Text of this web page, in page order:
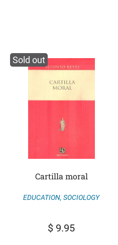
Sold out
Cartilla moral
EDUCATION, SOCIOLOGY
$ 9.95